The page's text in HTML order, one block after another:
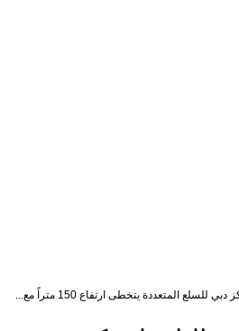
للسلع المتعددة يتخطى ارتفاع 150 متراً مع...